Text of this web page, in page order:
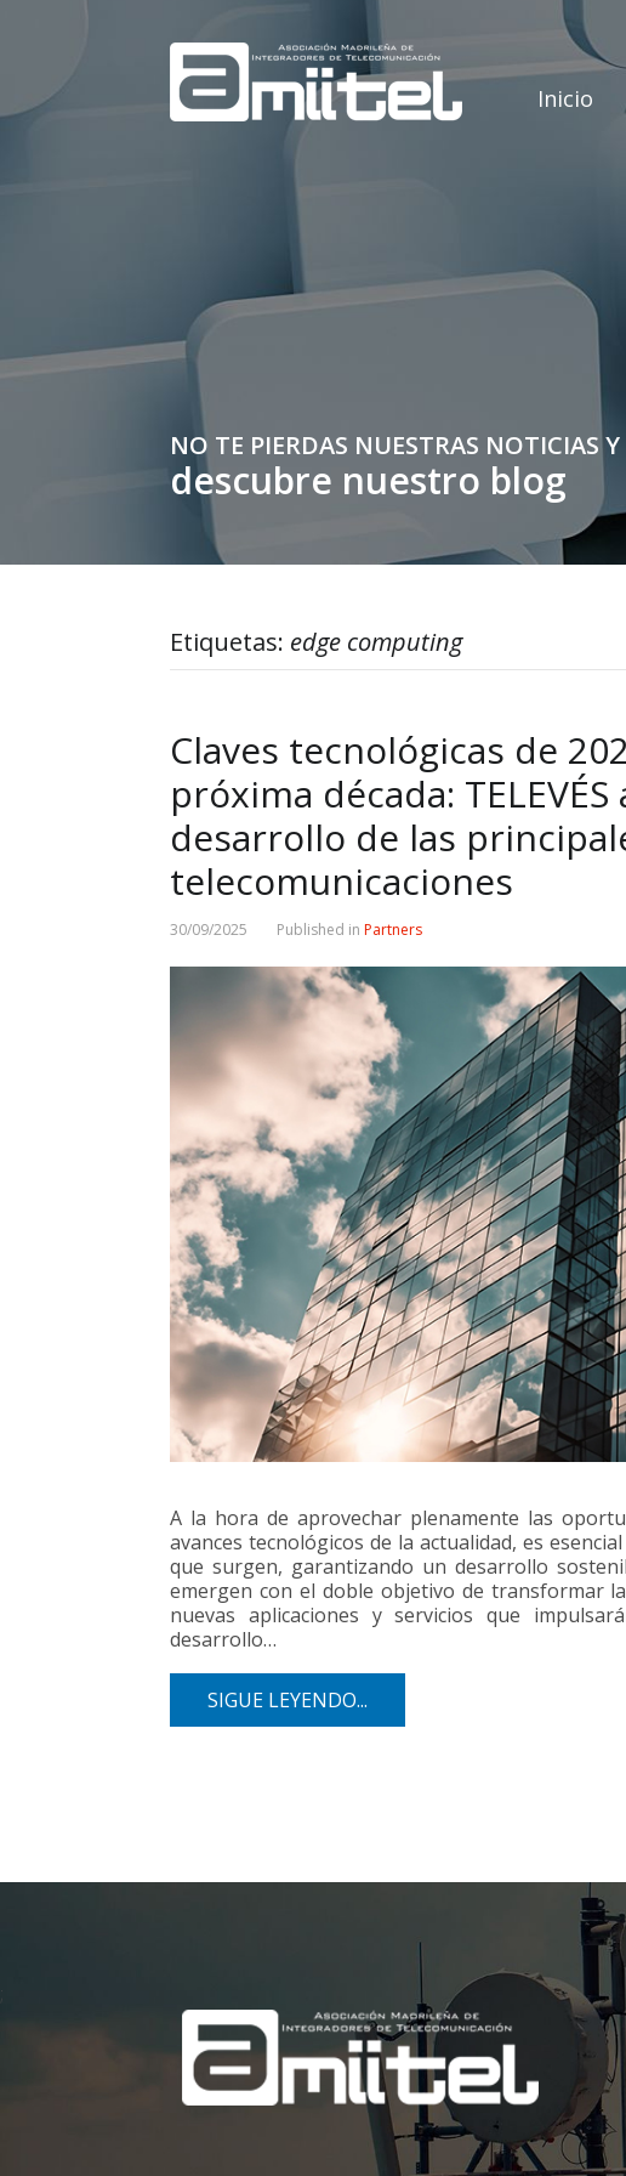
Inicio
NO TE PIERDAS NUESTRAS NOTICIAS
descubre nuestro blog
Etiquetas: edge computing
Claves tecnológicas de
próxima década:
desarrollo de las
telecomunicaciones
30/09/2025 Published in Partners
A la hora de aprovechar plenamente las
avances tecnológicos de la actualidad, es
que surgen, garantizando un desarrollo
emergen con el doble objetivo de transformar
nuevas aplicaciones y servicios que
desarrollo…
SIGUE LEYENDO...
;